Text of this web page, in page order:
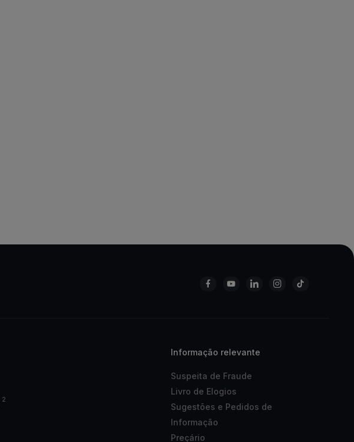
2
Informação relevante
Suspeita de Fraude
Livro de Elogios
Sugestões e Pedidos de
Informação
Preçário